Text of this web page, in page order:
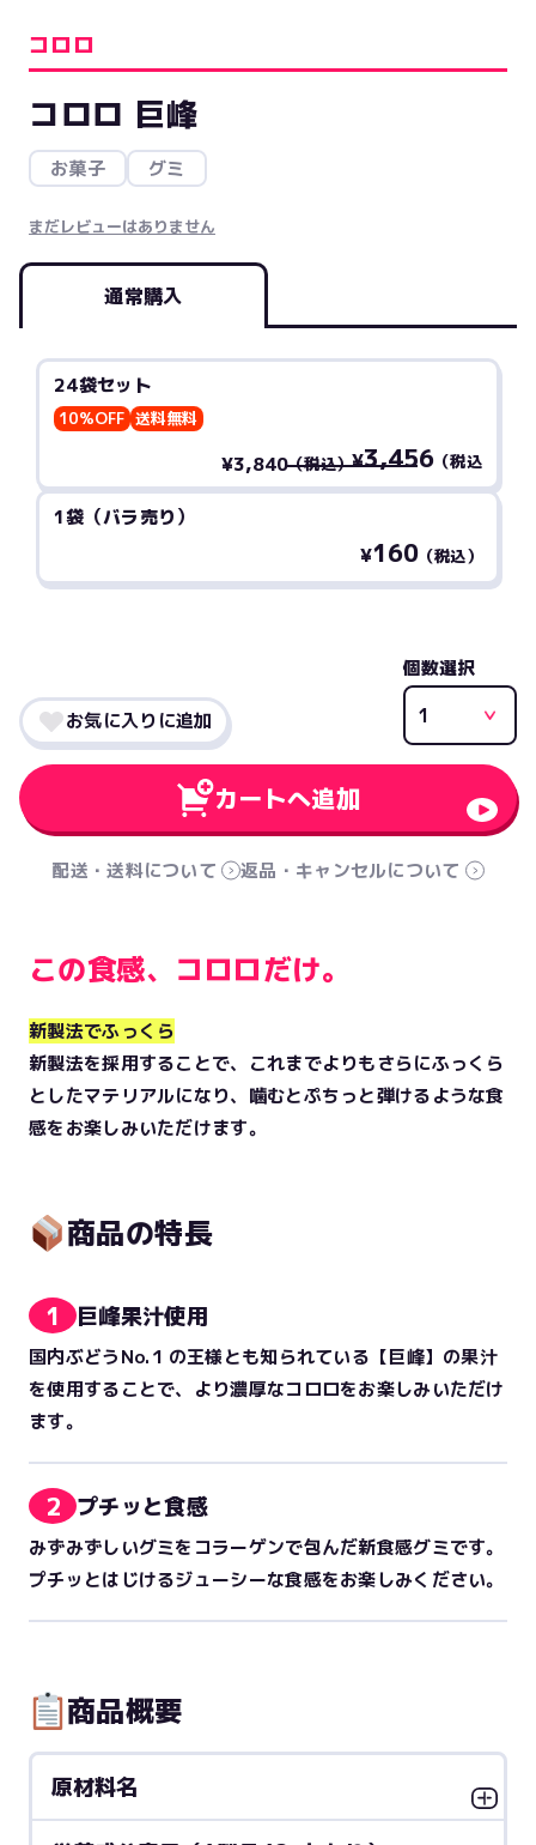
コロロ
コロロ 巨峰
お菓子 グミ
まだレビューはありません
通常購入
24袋セット
10%OFF 送料無料
¥3,840（税込）¥3,456 （税込
1袋（バラ売り）
¥160（税込）
個数選択
カートへ追加
お気に入りに追加
配送・送料について 返品・キャンセルについて
この食感、コロロだけ。
新製法でふっくら
新製法を採用することで、これまでよりもさらにふっくら
としたマテリアルになり、噛むとぷちっと弾けるような食
感をお楽しみいただけます。
商品の特長
1 巨峰果汁使用
国内ぶどうNo.１の王様とも知られている【巨峰】の果汁
を使用することで、より濃厚なコロロをお楽しみいただけ
ます。
2 プチッと食感
みずみずしいグミをコラーゲンで包んだ新食感グミです。
プチッとはじけるジューシーな食感をお楽しみください。
商品概要
原材料名